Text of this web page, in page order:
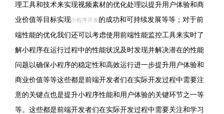
理工具和技术来实现视频素材的优化处理以提升用户体验和商
业价值等目标实现小程序开发的成功和可持续发展等等；对于前
端性能的优化我们还可以考虑使用前端性能监控工具来实时了
解小程序在运行过程中的性能状况及时发现并解决潜在的性能
问题以确保小程序的稳定性和高效运行进一步提升用户体验和
商业价值等等这些都是前端开发者们在实际开发过程中需要注
意的关键点也是提升小程序性能和用户体验的关键环节之一等
等。这些都是前端开发者们在实际开发过程中需要关注和学习